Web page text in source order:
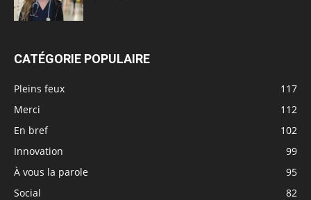
CATÉGORIE POPULAIRE
Pleins feux
117
Merci
112
En bref
102
Innovation
99
À vous la parole
95
Social
82